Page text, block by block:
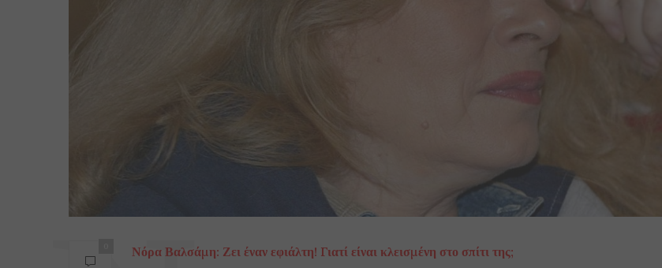
Νόρα Βαλσάμη: Ζει έναν εφιάλτη! Γιατί είναι κλεισμένη στο σπίτι της;